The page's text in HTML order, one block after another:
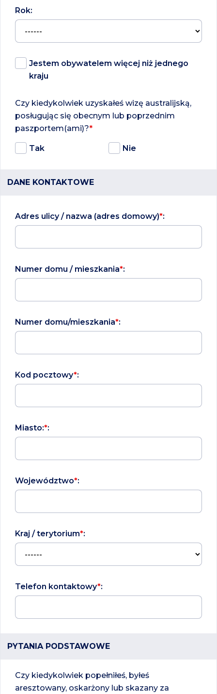
Rok:
Jestem obywatelem więcej niż jednego
kraju
Czy kiedykolwiek uzyskałeś wizę australijską,
posługując się obecnym lub poprzednim
paszportem(ami)?*
Tak Nie
DANE KONTAKTOWE
Adres ulicy / nazwa (adres domowy)*:
Numer domu / mieszkania*:
Numer domu/mieszkania*:
Kod pocztowy*:
Miasto:*:
Województwo*:
Kraj / terytorium*:
Telefon kontaktowy*:
PYTANIA PODSTAWOWE
Czy kiedykolwiek popełniłeś, byłeś
aresztowany, oskarżony lub skazany za